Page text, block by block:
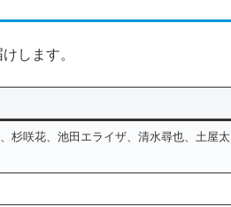
します。
杉咲花、池田エライザ、清水尋也、土屋太